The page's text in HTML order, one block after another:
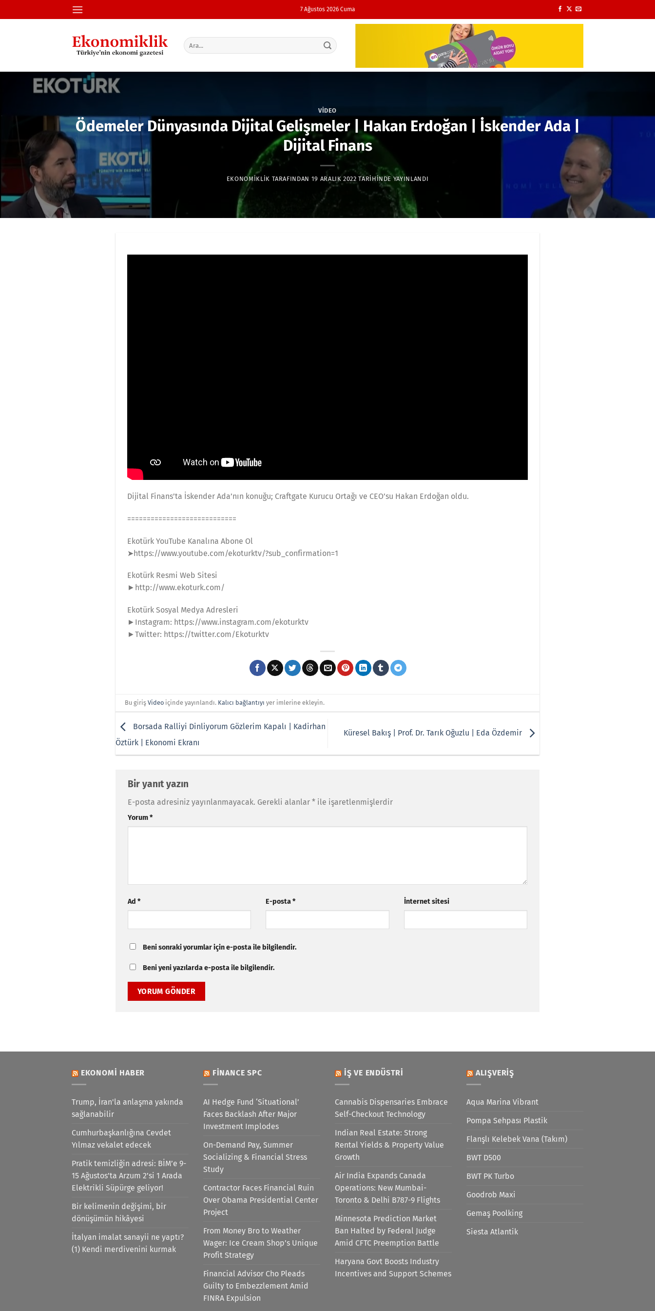
atla
7 Ağustos 2026 Cuma
VIDEO
Ödemeler Dünyasında Dijital Gelişmeler | Hakan Erdoğan | İskender Ada |
Dijital Finans
EKONOMIKLIK TARAFINDAN 19 ARALIK 2022 TARIHINDE YAYINLANDI
Dijital Finans’ta İskender Ada’nın konuğu; Craftgate Kurucu Ortağı ve CEO’su Hakan Erdoğan oldu.
============================
Ekotürk YouTube Kanalına Abone Ol
➤https://www.youtube.com/ekoturktv/?sub_confirmation=1
Ekotürk Resmi Web Sitesi
►http://www.ekoturk.com/
Ekotürk Sosyal Medya Adresleri
►Instagram: https://www.instagram.com/ekoturktv
►Twitter: https://twitter.com/Ekoturktv
Bu girişVideo içinde yayınlandı. Kalıcı bağlantıyı yer imlerine ekleyin.
Borsada Ralliyi Dinliyorum Gözlerim Kapalı | Kadirhan
Öztürk | Ekonomi Ekranı
Küresel Bakış | Prof. Dr. Tarık Oğuzlu | Eda Özdemir
Bir yanıt yazın
E-posta adresiniz yayınlanmayacak. Gerekli alanlar * ile işaretlenmişlerdir
Yorum*
Ad * E-posta* İnternet sitesi
Beni sonraki yorumlar için e-posta ile bilgilendir.
Beni yeni yazılarda e-posta ile bilgilendir.
EKONOMI HABER
Trump, İran'la anlaşma yakında
sağlanabilir
Cumhurbaşkanlığına Cevdet
Yılmaz vekalet edecek
Pratik temizliğin adresi: BİM’e 9-
15 Ağustos’ta Arzum 2’si 1 Arada
Elektrikli Süpürge geliyor!
Bir kelimenin değişimi, bir
dönüşümün hikâyesi
İtalyan imalat sanayii ne yaptı?
(1) Kendi merdivenini kurmak
FINANCE SPC
AI Hedge Fund ‘Situational’
Faces Backlash After Major
Investment Implodes
On-Demand Pay, Summer
Socializing & Financial Stress
Study
Contractor Faces Financial Ruin
Over Obama Presidential Center
Project
From Money Bro to Weather
Wager: Ice Cream Shop’s Unique
Profit Strategy
Financial Advisor Cho Pleads
Guilty to Embezzlement Amid
FINRA Expulsion
İŞ VE ENDÜSTRI
Cannabis Dispensaries Embrace
Self-Checkout Technology
Indian Real Estate: Strong
Rental Yields & Property Value
Growth
Air India Expands Canada
Operations: New Mumbai-
Toronto & Delhi B787-9 Flights
Minnesota Prediction Market
Ban Halted by Federal Judge
Amid CFTC Preemption Battle
Haryana Govt Boosts Industry
Incentives and Support Schemes
ALIŞVERIŞ
Aqua Marina Vibrant
Pompa Sehpası Plastik
Flanşlı Kelebek Vana (Takım)
BWT D500
BWT PK Turbo
Goodrob Maxi
Gemaş Poolking
Siesta Atlantik